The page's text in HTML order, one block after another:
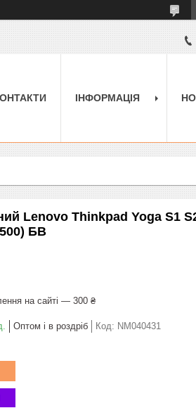
ІНФОРМАЦІЯ
Lenovo Thinkpad Yoga S1
БВ
на сайті — 300 ₴
Оптом і в роздріб Код: NM040431